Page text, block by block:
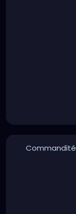
Commandité